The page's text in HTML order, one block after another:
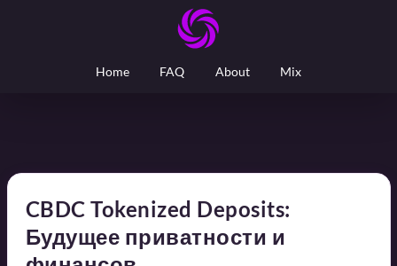
Home FAQ About Mix
CBDC Tokenized Deposits:
Будущее приватности и